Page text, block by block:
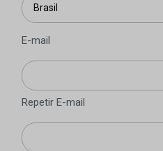
E-mail
Repetir E-mail